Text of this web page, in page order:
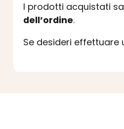
I prodotti acquistati
dell’ordine.
Se desideri effettuare